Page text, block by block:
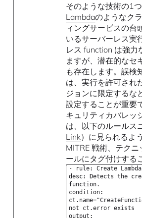
そのような技術の1つ
Lambdaのようなク
ィングサービスの台
いるサーバーレス実
レス function は強力
ますが、潜在的なセ
も存在します。誤検
は、実行を許可され
ジョンに限定するな
設定することが重要
キュリティカバレッ
は、以下のルールス
Link）に見られるよ
MITRE 戦術、テク
ールにタグ付けする
- rule: Create
desc: Detects the
function.
condition:
not ct.error exists
output: